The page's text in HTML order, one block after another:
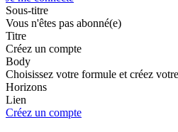
Sous-titre
Vous n'êtes pas abonné(e)
Titre
Créez un compte
Body
Choisissez votre formule et créez
Horizons
Lien
Créez un compte